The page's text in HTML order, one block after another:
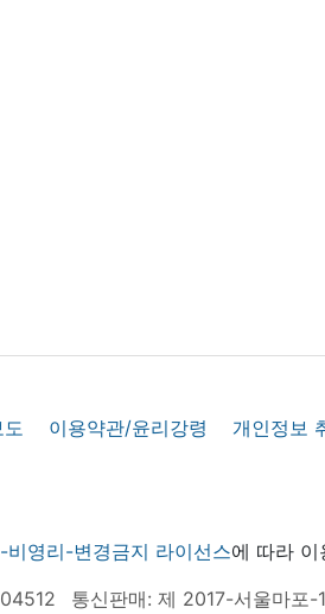
이용약관/윤리강령 개인정보
영리-변경금지 라이선스에 따라 이
통신판매: 제 2017-서울마포-